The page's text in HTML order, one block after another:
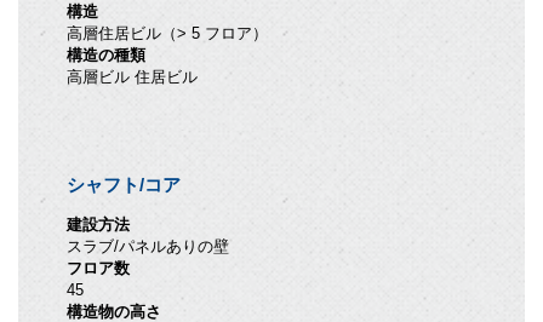
構造
高層住居ビル（> 5 フロア）
構造の種類
高層ビル 住居ビル
シャフト/コア
建設方法
スラブ/パネルありの壁
フロア数
45
構造物の高さ